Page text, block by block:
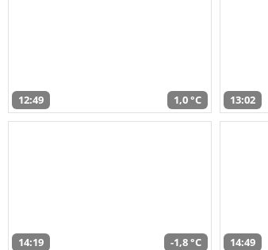
12:49 1,0 °C 13:02
14:19 -1,8 °C 14:49